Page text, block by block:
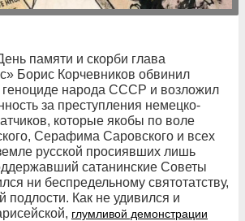
памяти и скорби глава
Борис Корчевников обвинил
геноциде народа СССР и возложил
за преступления немецко-
которые якобы по воле
Серафима Саровского и всех
русской просиявших лишь
сатанинские Советы
ни беспредельному святотатству,
подлости. Как не удивился и
глумливой демонстрации